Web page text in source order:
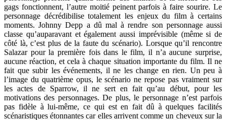
gags fonctionnent, l’autre moitié peinent parfois à faire sourire. Le
personnage décrédibilise totalement les enjeux du film à certains
moments. Johnny Depp a dû mal à rendre son personnage aussi
classe qu’auparavant et également aussi imprévisible (même si de
côté là, c’est plus de la faute du scénario). Lorsque qu’il rencontre
Salazar pour la première fois dans le film, il n’a aucune surprise,
aucune réaction, et cela à chaque situation importante du film. Il ne
fait que subir les événements, il ne les change en rien. Un peu à
l’image du quatrième opus, le scénario ne repose pas vraiment sur
les actes de Sparrow, il ne sert en fait qu’au début, pour les
motivations des personnages. De plus, le personnage n’est parfois
pas fidèle à lui-même, ce qui est en fait dû à quelques facilités
scénaristiques étonnantes car elles arrivent comme un cheveux sur la